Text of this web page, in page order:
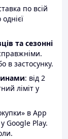
по всій
та сезонні
в застосунку.
: від 2
ліміт у
в App
Google Play.